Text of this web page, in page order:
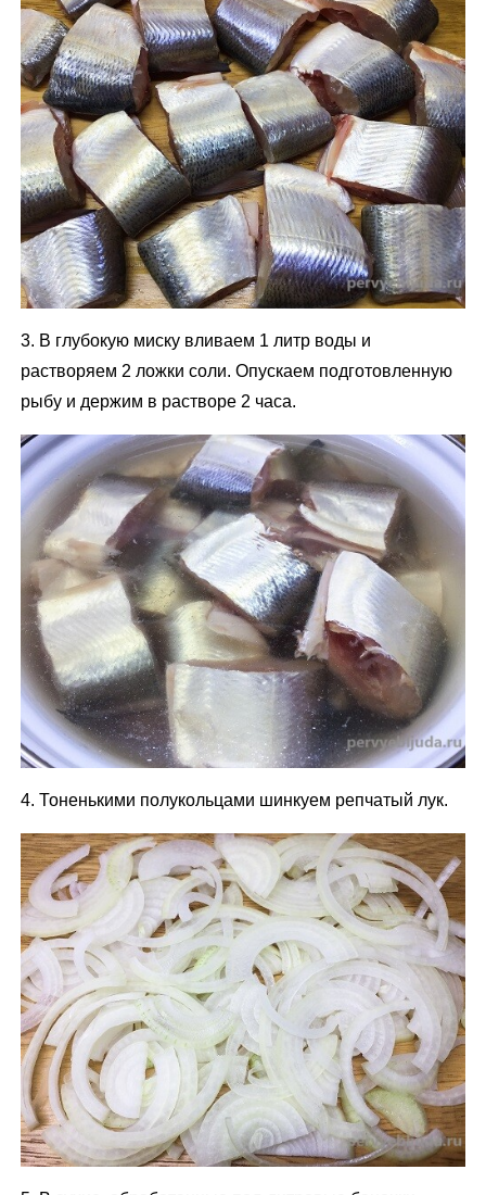
3. В глубокую миску вливаем 1 литр воды и
растворяем 2 ложки соли. Опускаем подготовленную
рыбу и держим в растворе 2 часа.
4. Тоненькими полукольцами шинкуем репчатый лук.